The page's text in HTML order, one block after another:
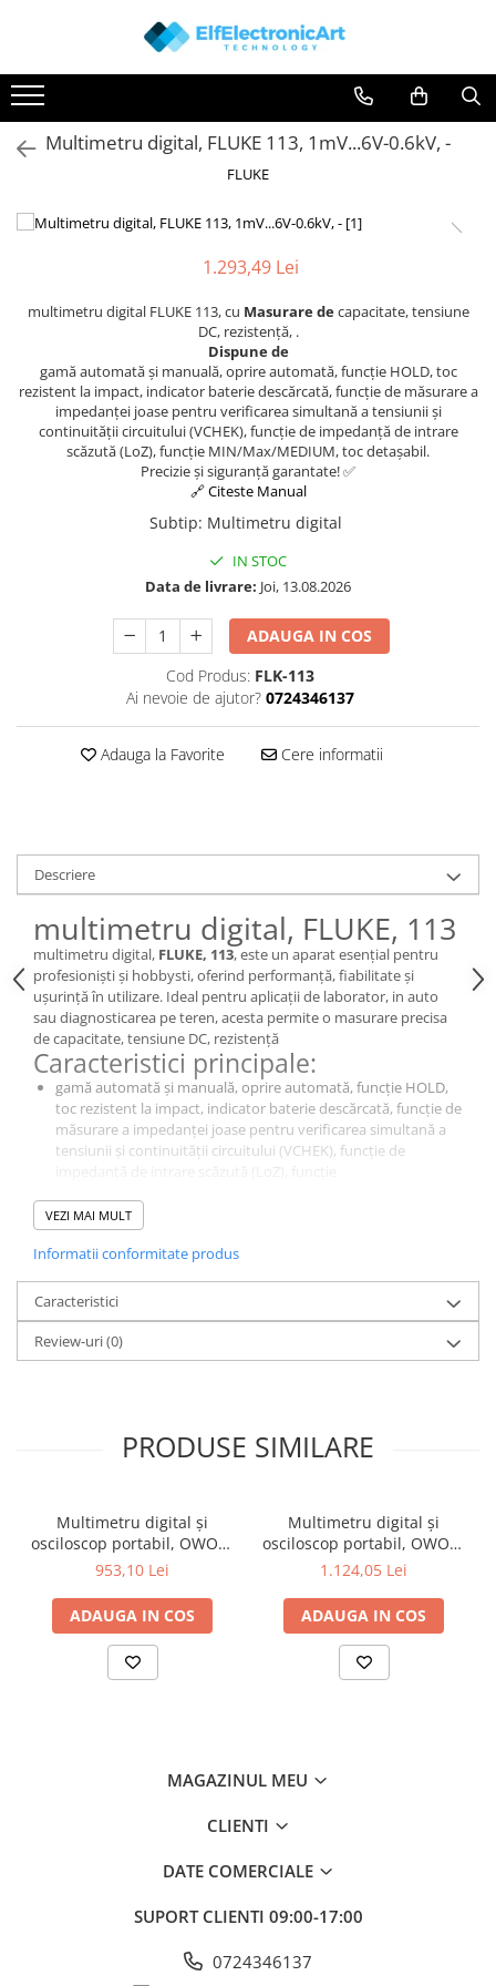
Instrumente de masura si control
Clesti Ampermetrici
Multimetre Digitale
Surse de alimentare
Osciloscoape
Accesorii
Osciloscoape AXIOMET
Osciloscoape B&K PRECISION
Osciloscoape FLUKE
Osciloscoape KEYSIGHT
Osciloscoape Peaktech
Osciloscoape ROHDE & SCHWARZ
Osciloscoape TELEDYNE LECROY
Multimetru digital, FLUKE 113, 1mV...6V-0.6kV, -
FLUKE
1.293,49 Lei
multimetru digital FLUKE 113, cu Masurare decapacitate, tensiune
DC, rezistență, .
Dispune de
gamă automată și manuală, oprire automată, funcție HOLD, toc
rezistent la impact, indicator baterie descărcată, funcție de măsurare a
impedanței joase pentru verificarea simultană a tensiunii și
continuității circuitului (VCHEK), funcție de impedanță de intrare
scăzută (LoZ), funcție MIN/Max/MEDIUM, toc detașabil.
Precizie și siguranță garantate! ✅
🔗 Citeste Manual
Subtip: Multimetru digital
IN STOC
Data de livrare: Joi, 13.08.2026
ADAUGA IN COS
Cod Produs: FLK-113
Ai nevoie de ajutor? 0724346137
Adauga la Favorite Cere informatii
Descriere
multimetru digital, FLUKE, 113
multimetru digital, FLUKE, 113, este un aparat esențial pentru
profesioniști și hobbysti, oferind performanță, fiabilitate și
ușurință în utilizare. Ideal pentru aplicații de laborator, in auto
sau diagnosticarea pe teren, acesta permite o masurare precisa
de capacitate, tensiune DC, rezistență
Caracteristici principale:
gamă automată și manuală, oprire automată, funcție HOLD,
toc rezistent la impact, indicator baterie descărcată, funcție de
măsurare a impedanței joase pentru verificarea simultană a
tensiunii și continuității circuitului (VCHEK), funcție de
De ce să alegi acest model?
precise in domeniul electric si electronic., 113, oferă o calitate
excelentă a masuratorilor pentru aplicații de laborator,
industriale și educaționale.
Specificații Tehnice
Caracteristică
Detalii
Parametrii de
afișare
3,75 cifre (6000)
măsurare a
tensiunii DC
±(0,9%+2 cifre)
1nF... 1μF, 10μF, 100μF, 9.999mF
VEZI MAI MULT
Informatii conformitate produs
Caracteristici
Review-uri(0)
PRODUSE SIMILARE
Multimetru digital și
osciloscop portabil, OWON,
HDS242, 200mV-1kV,
953,10 Lei
ADAUGA IN COS
Multimetru digital și
osciloscop portabil, OWON,
HDS242S, 200mV-1kV,
1.124,05 Lei
ADAUGA IN COS
MAGAZINUL MEU
CLIENTI
DATE COMERCIALE
SUPORT CLIENTI 09:00-17:00
0724346137